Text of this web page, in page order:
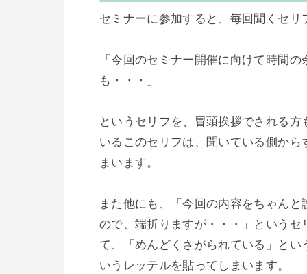
セミナーに参加すると、毎回聞くセリ
「今回のセミナー開催に向けて時間
も・・・」
というセリフを、冒頭挨拶でされる
いるこのセリフは、聞いている側か
まいます。
また他にも、「今回の内容をちゃん
ので、端折りますが・・・」という
て、「めんどくさがられている」と
いうレッテルを貼ってしまいます。